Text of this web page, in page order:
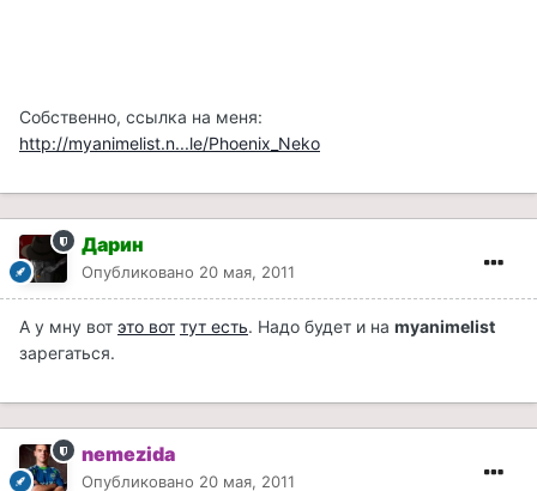
Собственно, ссылка на меня:
http://myanimelist.n...le/Phoenix_Neko
Дарин
Опубликовано 20 мая, 2011
А у мну вот это вот тут есть. Надо будет и на myanimelist
зарегаться.
nemezida
Опубликовано 20 мая, 2011